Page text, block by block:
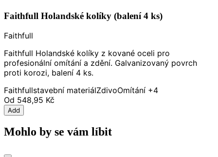
Faithfull Holandské kolíky (balení 4 ks)
Faithfull
Faithfull Holandské kolíky z kované oceli pro
profesionální omítání a zdění. Galvanizovaný povrch
proti korozi, balení 4 ks.
Faithfullstavební materiálZdivoOmítání +4
Od 548,95 Kč
Add
Mohlo by se vám líbit